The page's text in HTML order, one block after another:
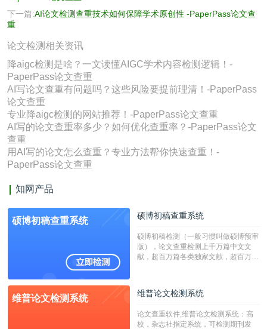
下一篇:AI论文检测查重技术如何保障学术原创性 -PaperPass论文查
重
论文检测相关资讯
降aigc检测是啥？一文读懂AIGC学术内容检测逻辑！-
PaperPass论文查重
AI写论文查重有问题吗？这些风险要提前理清！-PaperPass
论文查重
专业降aigc检测的网站推荐！-PaperPass论文查重
AI写的论文查重率多少？如何优化查重率？-PaperPass论文
查重
用AI写的论文怎么查重？专业方法帮你快速查重！-
PaperPass论文查重
知网产品
硕博初稿查重系统 硕博初稿查重系统
硕博初稿检测（一般习惯叫做硕博预审
版），论文查重检测上千万篇中文文
献，超百万篇各类独家文献，超百万港
校用来检测硕博论文的系统，检测范围
广，数据来源真实，检测算法合理!本
字符数30万）
维普论文检测系统 维普论文检测系统
论文查重软件,维普论文检测系统：高
校，杂志社指定系统，可检测期刊发